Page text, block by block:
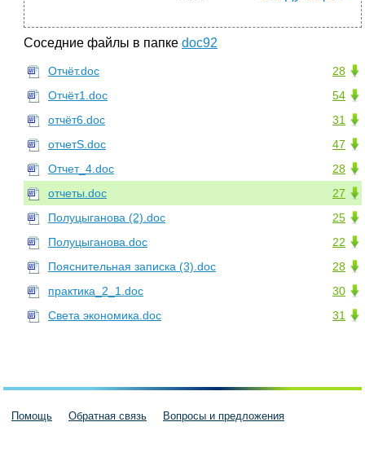
Соседние файлы в папке doc92
28
Отчёт.doc
54
Отчёт1.doc
31
отчёт6.doc
47
отчетS.doc
28
Отчет_4.doc
27
отчеты.doc
25
Полуцыганова (2).doc
22
Полуцыганова.doc
28
Пояснительная записка (3).doc
30
практика_2_1.doc
31
Света экономика.doc
Помощь Обратная связь Вопросы и предложения